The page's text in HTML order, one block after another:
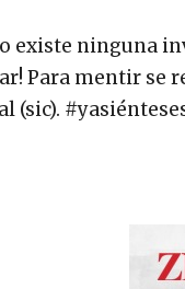
existe ninguna
Para mentir se
(sic).